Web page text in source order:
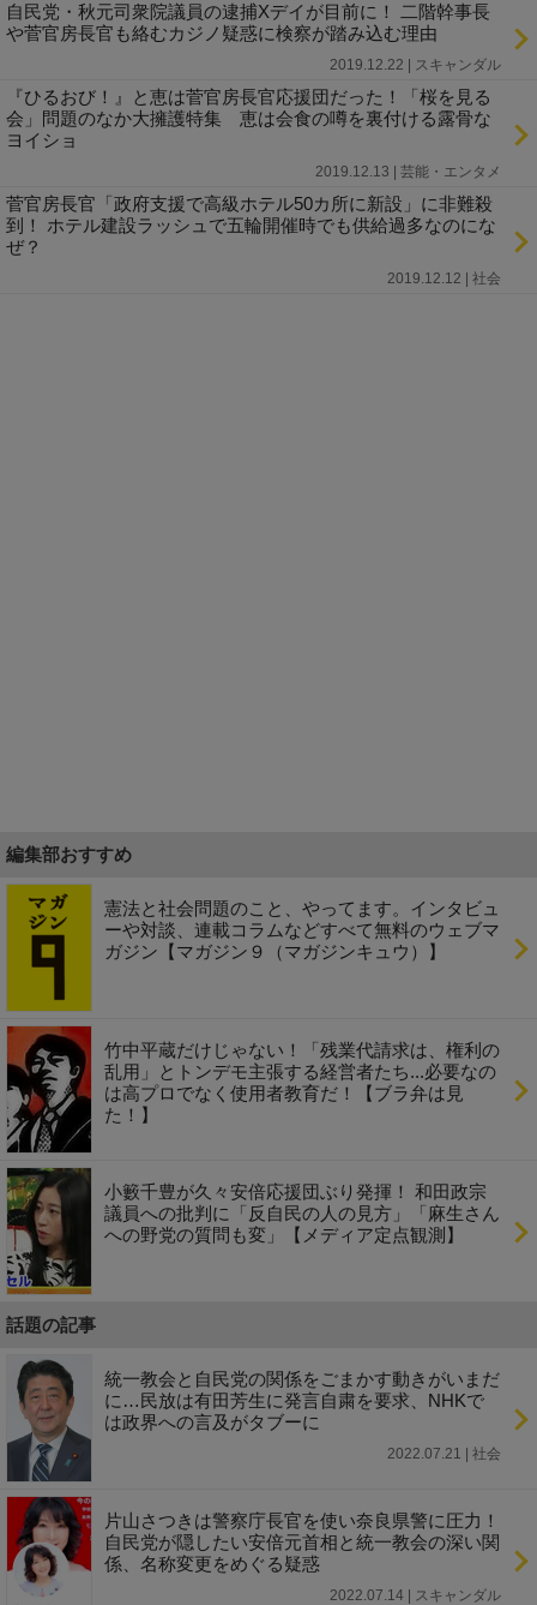
自民党・秋元司衆院議員の逮捕Xデイが目前に！ 二階幹事長
や菅官房長官も絡むカジノ疑惑に検察が踏み込む理由
2019.12.22 | スキャンダル
『ひるおび！』と恵は菅官房長官応援団だった！「桜を見る
会」問題のなか大擁護特集 恵は会食の噂を裏付ける露骨な
ヨイショ
2019.12.13 | 芸能・エンタメ
菅官房長官「政府支援で高級ホテル50カ所に新設」に非難殺
到！ ホテル建設ラッシュで五輪開催時でも供給過多なのにな
ぜ？
2019.12.12 | 社会
編集部おすすめ
憲法と社会問題のこと、やってます。インタビュ
ーや対談、連載コラムなどすべて無料のウェブマ
ガジン【マガジン９（マガジンキュウ）】
竹中平蔵だけじゃない！「残業代請求は、権利の
乱用」とトンデモ主張する経営者たち...必要なの
は高プロでなく使用者教育だ！【ブラ弁は見
た！】
小籔千豊が久々安倍応援団ぶり発揮！ 和田政宗
議員への批判に「反自民の人の見方」「麻生さん
への野党の質問も変」【メディア定点観測】
話題の記事
統一教会と自民党の関係をごまかす動きがいまだ
に…民放は有田芳生に発言自粛を要求、NHKで
は政界への言及がタブーに
2022.07.21 | 社会
片山さつきは警察庁長官を使い奈良県警に圧力！
自民党が隠したい安倍元首相と統一教会の深い関
係、名称変更をめぐる疑惑
2022.07.14 | スキャンダル